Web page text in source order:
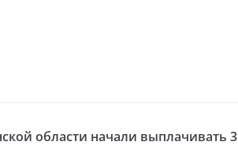
области начали выплачивать 3